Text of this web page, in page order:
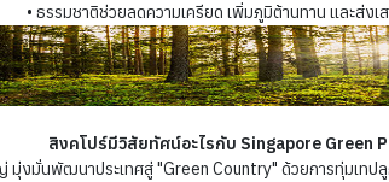
• ธรรมชาติช่วยลดความเครียด เพิ่มภูมิต้านทาน และส่ง
สิงคโปร์มีวิสัยทัศน์อะไรกับ Singapore Green
งมั่นพัฒนาประเทศสู่ "Green Country" ด้วยการทุ่มเท